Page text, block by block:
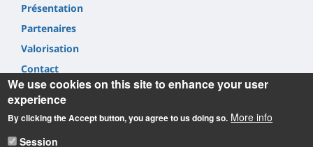
Présentation
Partenaires
Valorisation
Contact
We use cookies on this site to enhance your user
experience
By clicking the Accept button, you agree to us doing so. More info
Session